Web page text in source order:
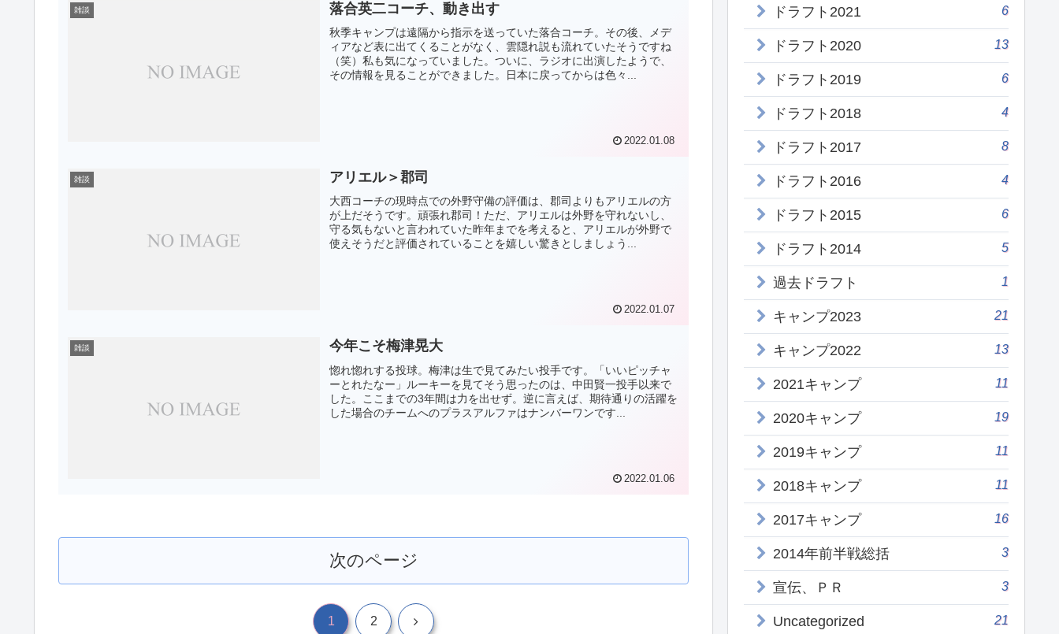
雑談 落合英二コーチ、動き出す
秋季キャンプは遠隔から指示を送っていた落合コーチ。その後、メデ
ィアなど表に出てくることがなく、雲隠れ説も流れていたそうですね
（笑）私も気になっていました。ついに、ラジオに出演したようで、
その情報を見ることができました。日本に戻ってからは色々...
2022.01.08
雑談 アリエル＞郡司
大西コーチの現時点での外野守備の評価は、郡司よりもアリエルの方
が上だそうです。頑張れ郡司！ただ、アリエルは外野を守れないし、
守る気もないと言われていた昨年までを考えると、アリエルが外野で
使えそうだと評価されていることを嬉しい驚きとしましょう...
2022.01.07
雑談 今年こそ梅津晃大
惚れ惚れする投球。梅津は生で見てみたい投手です。「いいピッチャ
ーとれたなー」ルーキーを見てそう思ったのは、中田賢一投手以来で
した。ここまでの3年間は力を出せず。逆に言えば、期待通りの活躍を
した場合のチームへのプラスアルファはナンバーワンです...
2022.01.06
次のページ
1 2 次
ドラフト2021 6
ドラフト2020 13
ドラフト2019 6
ドラフト2018 4
ドラフト2017 8
ドラフト2016 4
ドラフト2015 6
ドラフト2014 5
過去ドラフト 1
キャンプ2023 21
キャンプ2022 13
2021キャンプ 11
2020キャンプ 19
2019キャンプ 11
2018キャンプ 11
2017キャンプ 16
2014年前半戦総括 3
宣伝、ＰＲ 3
Uncategorized 21